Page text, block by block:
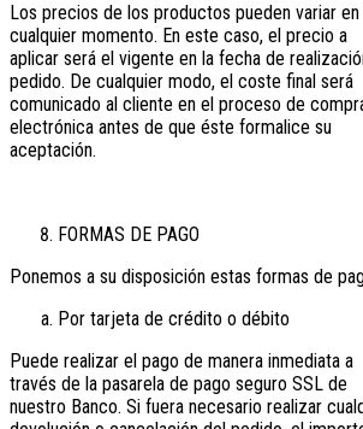
Los precios de los productos pueden variar en
cualquier momento. En este caso, el precio a
aplicar será el vigente en la fecha de
pedido. De cualquier modo, el coste final será
comunicado al cliente en el proceso de
electrónica antes de que éste formalice su
aceptación.
FORMAS DE PAGO
Ponemos a su disposición estas formas de
Por tarjeta de crédito o débito
Puede realizar el pago de manera inmediata a
través de la pasarela de pago seguro SSL de
nuestro Banco. Si fuera necesario realizar